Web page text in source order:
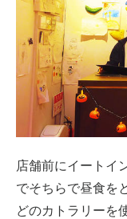
店舗前にイートイ
でそちらで昼食を
どのカトラリーを